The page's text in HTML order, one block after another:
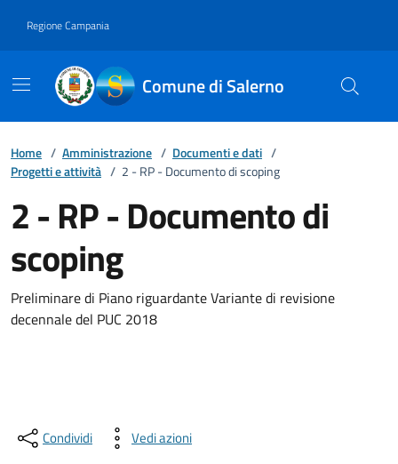
Regione Campania
Comune di Salerno
Home / Amministrazione / Documenti e dati /
Progetti e attività / 2 - RP - Documento di scoping
2 - RP - Documento di
scoping
Preliminare di Piano riguardante Variante di revisione
decennale del PUC 2018
Condividi Vedi azioni